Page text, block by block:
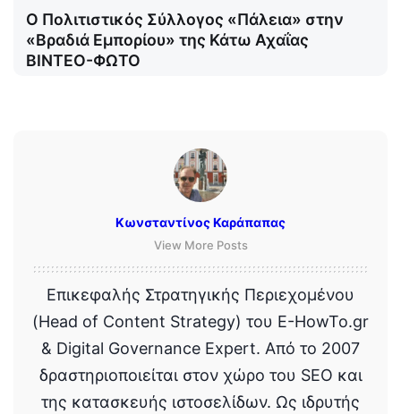
Ο Πολιτιστικός Σύλλογος «Πάλεια» στην
«Βραδιά Εμπορίου» της Κάτω Αχαΐας
ΒΙΝΤΕΟ-ΦΩΤΟ
Κωνσταντίνος Καράπαπας
View More Posts
Επικεφαλής Στρατηγικής Περιεχομένου
(Head of Content Strategy) του E-HowTo.gr
& Digital Governance Expert. Από το 2007
δραστηριοποιείται στον χώρο του SEO και
της κατασκευής ιστοσελίδων. Ως ιδρυτής